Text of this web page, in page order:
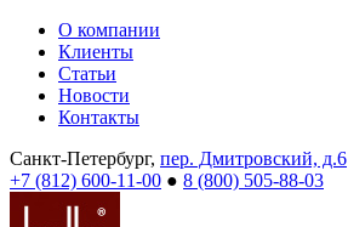
О компании
Клиенты
Статьи
Новости
Контакты
Санкт-Петербург, пер. Дмитровский, д.6
+7 (812) 600-11-00 ● 8 (800) 505-88-03